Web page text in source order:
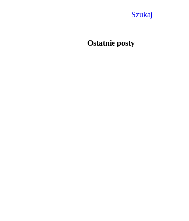
Szukaj
Ostatnie posty